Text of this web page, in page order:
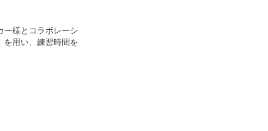
ー様とコラボレーシ
を用い、練習時間を